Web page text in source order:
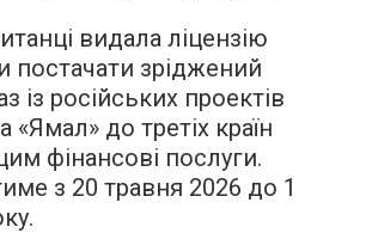
видала ліцензію
постачати зріджений
із російських проектів
«Ямал» до третіх країн
цим фінансові послуги.
з 20 травня 2026 до 1